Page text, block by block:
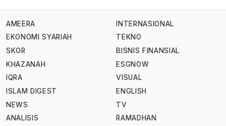
AMEERA
EKONOMI SYARIAH
SKOR
KHAZANAH
IQRA
ISLAM DIGEST
NEWS
ANALISIS
INTERNASIONAL
TEKNO
BISNIS FINANSIAL
ESGNOW
VISUAL
ENGLISH
TV
RAMADHAN